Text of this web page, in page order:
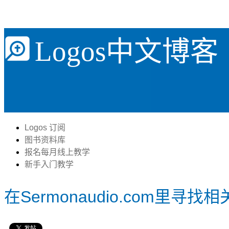
Logos中文博客
Logos 订阅
图书资料库
报名每月线上教学
新手入门教学
在Sermonaudio.com里寻找相